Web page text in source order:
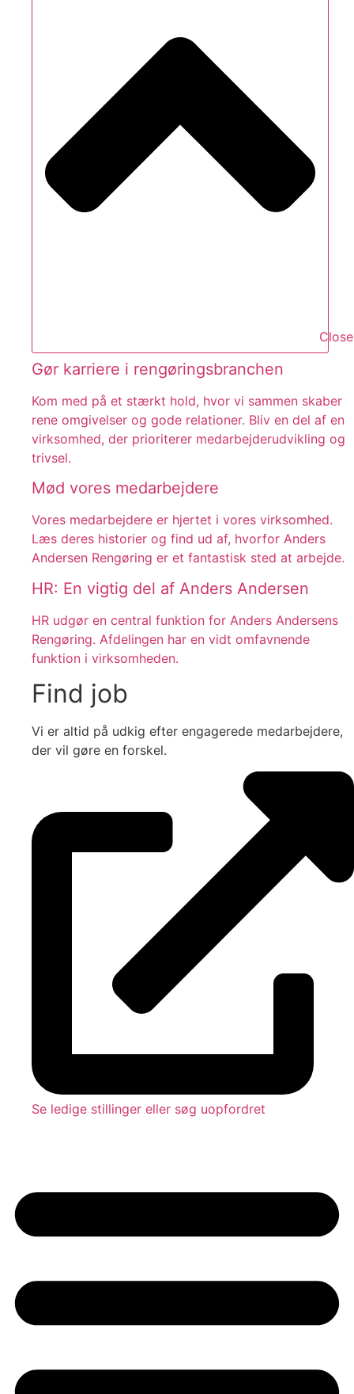
Gør karriere i rengøringsbranchen
Kom med på et stærkt hold, hvor vi sammen skaber
rene omgivelser og gode relationer. Bliv en del af en
virksomhed, der prioriterer medarbejderudvikling og
trivsel.
Mød vores medarbejdere
Vores medarbejdere er hjertet i vores virksomhed.
Læs deres historier og find ud af, hvorfor Anders
Andersen Rengøring er et fantastisk sted at arbejde.
HR: En vigtig del af Anders Andersen
HR udgør en central funktion for Anders Andersens
Rengøring. Afdelingen har en vidt omfavnende
funktion i virksomheden.
Find job
Vi er altid på udkig efter engagerede medarbejdere,
der vil gøre en forskel.
Se ledige stillinger eller søg uopfordret